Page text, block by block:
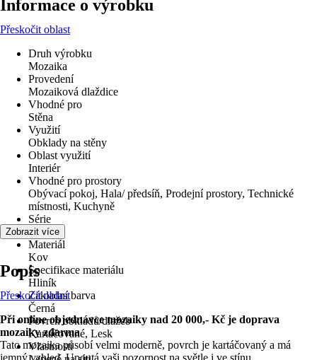
Informace o výrobku
Přeskočit oblast
Druh výrobku
Mozaika
Provedení
Mozaiková dlaždice
Vhodné pro
Stěna
Využití
Obklady na stěny
Oblast využití
Interiér
Vhodné pro prostory
Obývací pokoj, Hala/ předsíň, Prodejní prostory, Technické
místnosti, Kuchyně
Série
-
Materiál
Kov
Specifikace materiálu
Hliník
Základní barva
Černá
Povrch obkladů/dlažeb
Kartáčované, Lesk
Vlastnosti
Zobrazit více
Popis
Přeskočit oblast
Při online objednávce mozaiky nad 20 000,- Kč je doprava
mozaiky zdarma
Tato mozaika působí velmi moderně, povrch je kartáčovaný a má
jemný vzhled. Upoutá vaši pozornost na světle i ve stínu.